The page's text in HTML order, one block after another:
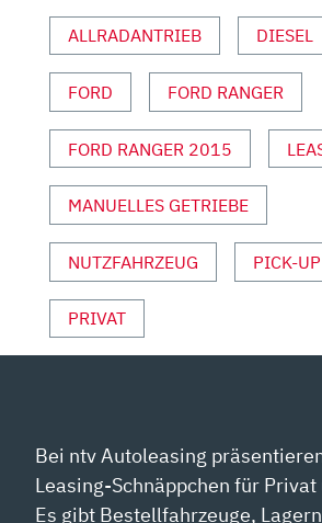
ANZEIGEN
ALLRADANTRIEB DIESEL
FORD FORD RANGER
FORD RANGER 2015
MANUELLES GETRIEBE
NUTZFAHRZEUG PICK-UP
PRIVAT
Bei ntv Autoleasing
Leasing-Schnäppchen für
Es gibt Bestellfahrzeuge,